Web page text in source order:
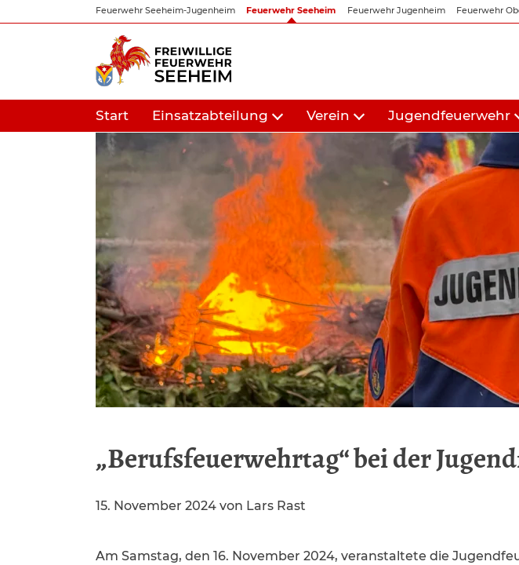
Inhalt
Feuerwehr Seeheim-Jugenheim Feuerwehr Seeheim Feuerwehr Jugenheim Feuerwehr
Start Einsatzabteilung Verein Jugendfeuerwehr
„Berufsfeuerwehrtag“ bei der
15. November 2024 von Lars Rast
Am Samstag, den 16. November 2024, veranstaltete die